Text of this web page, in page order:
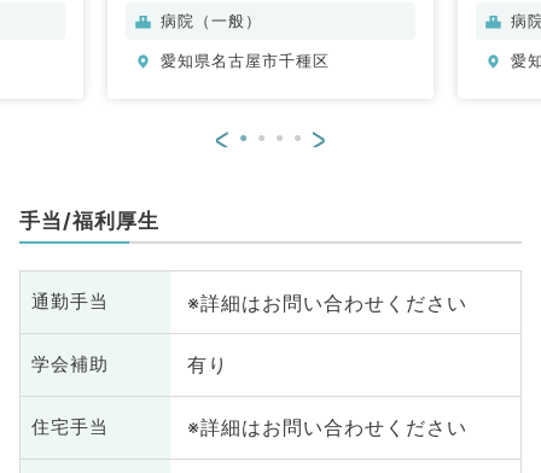
科、老年内科、外科系全般、一般
病院（一般）
愛知県名古屋市千種区
脳
環
病
愛
< >
手当/福利厚生
通勤手当 ※詳細はお問い合わせください
学会補助 有り
住宅手当 ※詳細はお問い合わせください